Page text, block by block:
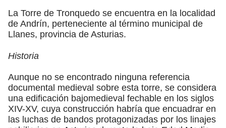
La Torre de Tronquedo se encuentra en la localidad
de Andrín, perteneciente al término municipal de
Llanes, provincia de Asturias.
Historia
Aunque no se encontrado ninguna referencia
documental medieval sobre esta torre, se considera
una edificación bajomedieval fechable en los siglos
XIV-XV, cuya construcción habría que encuadrar en
las luchas de bandos protagonizadas por los linajes